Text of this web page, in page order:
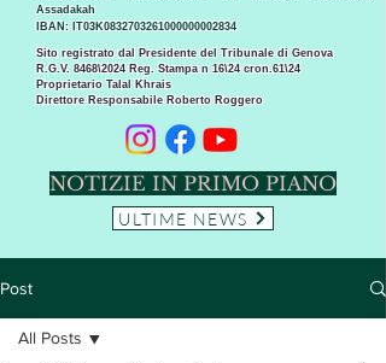
Sito registrato dal Presidente del Tribunale di Genova
R.G.V. 8468\2024 Reg. Stampa n 16\24 cron.61\24 ​
Proprietario Talal Khrais
Direttore Responsabile Roberto Roggero
Assadakah
IBAN: IT03K0832703261000000002834
NOTIZIE IN PRIMO PIANO
ULTIME NEWS
Post
All Posts